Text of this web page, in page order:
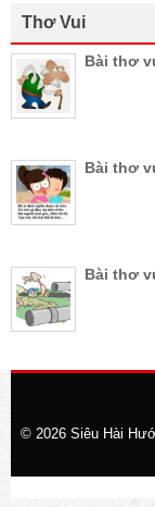
Thơ Vui
Bài thơ
Bài thơ
Bài thơ
© 2026 Siêu Hài